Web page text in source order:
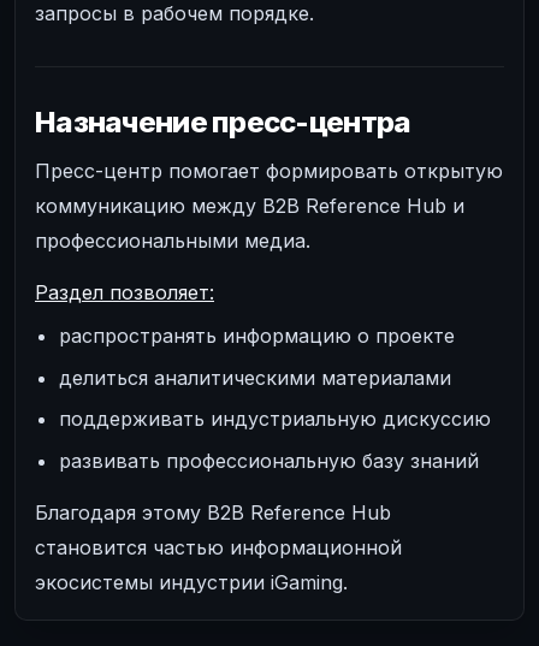
запросы в рабочем порядке.
Назначение пресс-центра
Пресс-центр помогает формировать открытую
коммуникацию между B2B Reference Hub и
профессиональными медиа.
Раздел позволяет:
распространять информацию о проекте
делиться аналитическими материалами
поддерживать индустриальную дискуссию
развивать профессиональную базу знаний
Благодаря этому B2B Reference Hub
становится частью информационной
экосистемы индустрии iGaming.